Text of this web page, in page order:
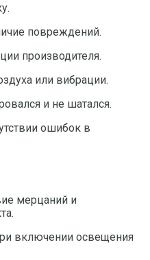
повреждений.
производителя.
или вибрации.
и не шатался.
ошибок в
мерцаний и
включении освещения